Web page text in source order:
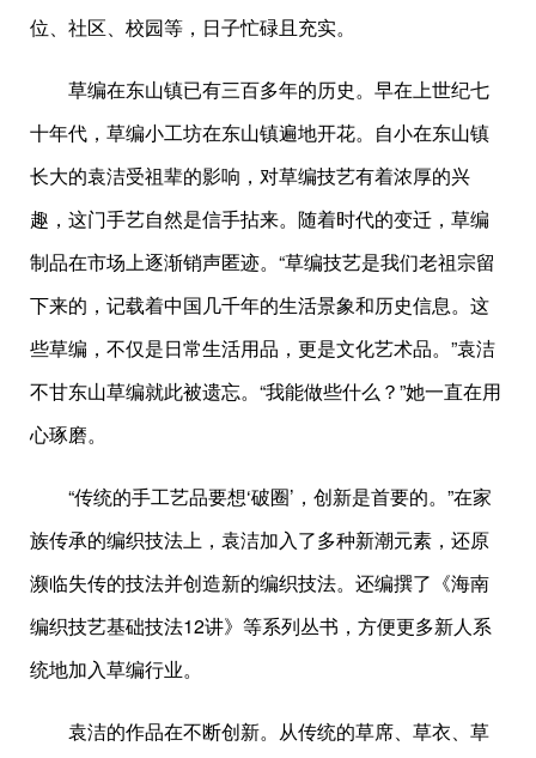
位、社区、校园等，日子忙碌且充实。
草编在东山镇已有三百多年的历史。早在上世纪七
十年代，草编小工坊在东山镇遍地开花。自小在东山镇
长大的袁洁受祖辈的影响，对草编技艺有着浓厚的兴
趣，这门手艺自然是信手拈来。随着时代的变迁，草编
制品在市场上逐渐销声匿迹。“草编技艺是我们老祖宗留
下来的，记载着中国几千年的生活景象和历史信息。这
些草编，不仅是日常生活用品，更是文化艺术品。”袁洁
不甘东山草编就此被遗忘。“我能做些什么？”她一直在用
心琢磨。
“传统的手工艺品要想‘破圈’，创新是首要的。”在家
族传承的编织技法上，袁洁加入了多种新潮元素，还原
濒临失传的技法并创造新的编织技法。还编撰了《海南
编织技艺基础技法12讲》等系列丛书，方便更多新人系
统地加入草编行业。
袁洁的作品在不断创新。从传统的草席、草衣、草